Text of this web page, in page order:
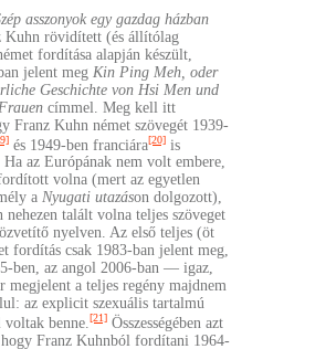
asszonyok egy gazdag házban
Kuhn rövidített (és állítólag
fordítása alapján készült,
jelent meg Kin Ping Meh, oder
Geschichte von Hsi Men und
címmel. Meg kell itt
Franz Kuhn német szövegét 1939-
és 1949-ben franciára[20] is
az Európának nem volt embere,
volna (mert az egyetlen
a Nyugati utazáson dolgozott),
nehezen talált volna teljes szöveget
nyelven. Az első teljes (öt
fordítás csak 1983-ban jelent meg,
ben, az angol 2006-ban — igaz,
megjelent a teljes regény majdnem
az explicit szexuális tartalmú
voltak benne.[21] Összességében azt
Franz Kuhnból fordítani 1964-